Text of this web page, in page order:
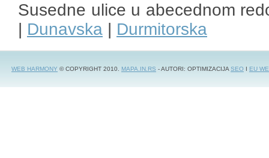
Susedne ulice u abecednom
| Dunavska | Durmitorska
WEB HARMONY © COPYRIGHT 2010. MAPA.IN.RS - AUTORI: OPTIMIZACIJASEO I EU